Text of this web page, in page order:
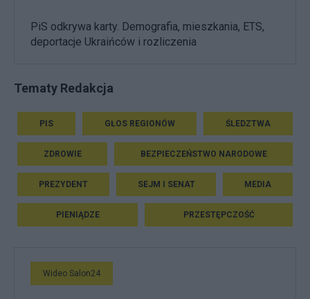
PiS odkrywa karty. Demografia, mieszkania, ETS,
deportacje Ukraińców i rozliczenia
Tematy Redakcja
PIS GŁOS REGIONÓW ŚLEDZTWA
ZDROWIE BEZPIECZEŃSTWO NARODOWE
PREZYDENT SEJM I SENAT MEDIA
PIENIĄDZE PRZESTĘPCZOŚĆ
Wideo Salon24